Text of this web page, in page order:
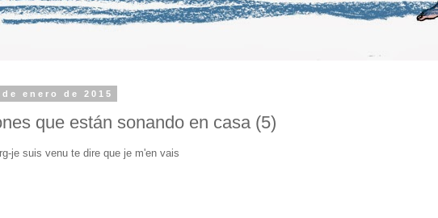
enero de 2015
que están sonando en casa (5)
je suis venu te dire que je m'en vais